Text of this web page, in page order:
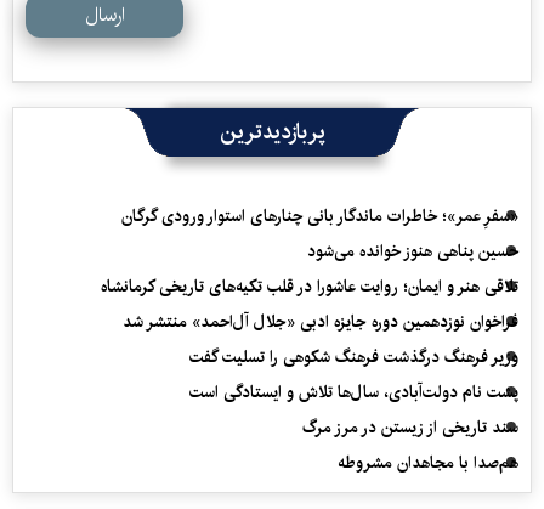
ارسال
پربازدیدترین
«سفرِ عمر»؛ خاطرات ماندگار بانی چنارهای استوار ورودی گرگان
حسین پناهی هنوز خوانده می‌شود
تلاقی هنر و ایمان؛ روایت عاشورا در قلب تکیه‌های تاریخی کرمانشاه
فراخوان نوزدهمین دوره جایزه ادبی «جلال آل‌احمد» منتشر شد
وزیر فرهنگ درگذشت فرهنگ شکوهی را تسلیت گفت
پشت نام دولت‌آبادی، سال‌ها تلاش و ایستادگی است
سند تاریخی از زیستن در مرز مرگ
هم‌صدا با مجاهدان مشروطه